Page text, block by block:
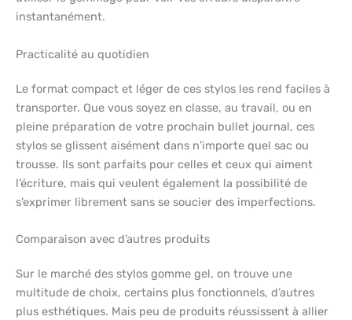
instantanément.
Practicalité au quotidien
Le format compact et léger de ces stylos les rend faciles à
transporter. Que vous soyez en classe, au travail, ou en
pleine préparation de votre prochain bullet journal, ces
stylos se glissent aisément dans n’importe quel sac ou
trousse. Ils sont parfaits pour celles et ceux qui aiment
l’écriture, mais qui veulent également la possibilité de
s’exprimer librement sans se soucier des imperfections.
Comparaison avec d’autres produits
Sur le marché des stylos gomme gel, on trouve une
multitude de choix, certains plus fonctionnels, d’autres
plus esthétiques. Mais peu de produits réussissent à allier